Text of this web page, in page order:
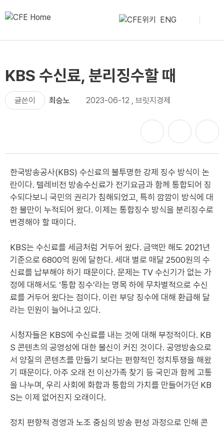
ENG
KBS 수신료, 분리징수할 때
글쓴이 최승노 2023-06-12 , 브릿지경제
한국방송공사(KBS) 수신료의 불투명한 강제 징수 방식이 논
란이다. 텔레비전 방송수신료가 전기요금과 함께 통합되어 징
수되다보니 국민의 권리가 침해되었고, 특히 깜깜이 방식에 대
한 불만이 누적되어 왔다. 이제는 통합징수 방식을 분리징수로
변경해야 할 때이다.
KBS는 수신료를 세금처럼 거두어 왔다. 금액만 해도 2021년
기준으로 6800억 원에 달한다. 세대 별로 매달 2500원의 수
신료를 납부해야 하기 때문이다. 문제는 TV 수신기가 없는 가
정에 대해서도 ‘통합 징수’라는 명목 하에 무차별적으로 수신
료를 거두어 왔다는 점이다. 이런 부당 징수에 대해 환급해 달
라는 민원이 늘어나고 있다.
시청자들은 KBS에 수신료를 내는 것에 대해 부정적이다. KB
S 콘텐츠의 공영성에 대한 불신이 커진 것이다. 공영방송으로
서 양질의 콘텐츠를 만들기 보다는 편향적인 정치투쟁을 해왔
기 때문이다. 아주 오래 전 이산가족 찾기 등 국민과 함께 고통
을 나누며, 우리 사회에 화합과 통합의 가치를 만들어가던 KB
S는 이제 없어진지 오래이다.
정치 편향적 경영과 노조 중심의 방송 편성 과정으로 인해 콘